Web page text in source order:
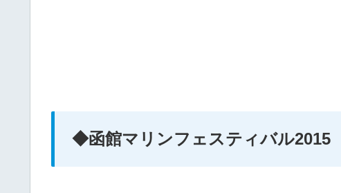
◆函館マリンフェスティバル2015